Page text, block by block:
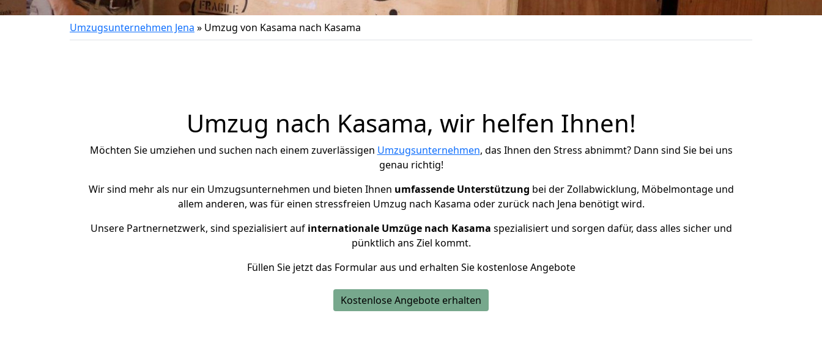
Umzugsunternehmen Jena » Umzug von Kasama nach Kasama
Umzug nach Kasama, wir helfen Ihnen!
Möchten Sie umziehen und suchen nach einem zuverlässigen Umzugsunternehmen, das Ihnen den Stress abnimmt? Dann sind Sie bei uns
genau richtig!
Wir sind mehr als nur ein Umzugsunternehmen und bieten Ihnen umfassende Unterstützung bei der Zollabwicklung, Möbelmontage und
allem anderen, was für einen stressfreien Umzug nach Kasama oder zurück nach Jena benötigt wird.
Unsere Partnernetzwerk, sind spezialisiert auf internationale Umzüge nach Kasama spezialisiert und sorgen dafür, dass alles sicher und
pünktlich ans Ziel kommt.
Füllen Sie jetzt das Formular aus und erhalten Sie kostenlose Angebote
Kostenlose Angebote erhalten